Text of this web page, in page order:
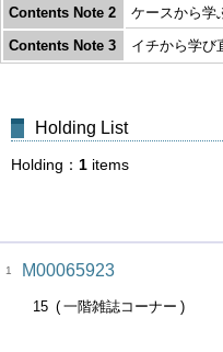
Contents Note 2
ケースから学
Contents Note 3
イチから学び
Holding List
Holding 1 items
1 M00065923
15 一階雑誌コーナー